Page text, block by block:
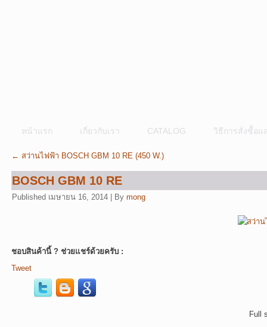
หน้าแรก เกี่ยวกับเรา CATALOG วิธีการสั่งซื้อแ
← สว่านไฟฟ้า BOSCH GBM 10 RE (450 W.)
BOSCH GBM 10 RE
Published เมษายน 16, 2014 By mong
ชอบสินค้านี้ ? ช่วยแชร์ด้วยครับ :
Tweet
Full